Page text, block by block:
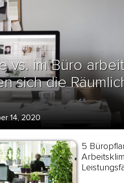
vs. im Büro
sich die
14, 2020
5